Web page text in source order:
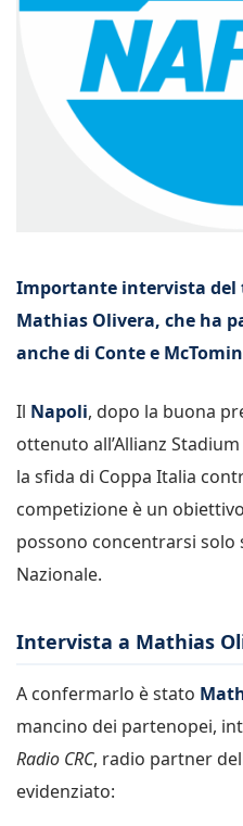
Importante intervista del
Mathias Olivera, che ha
anche di Conte e
Il Napoli, dopo la buona
ottenuto all’Allianz
la sfida di Coppa Italia
competizione è un
possono concentrarsi solo
Nazionale.
Intervista a Mathias
A confermarlo è stato
mancino dei partenopei,
Radio CRC, radio partner
evidenziato: